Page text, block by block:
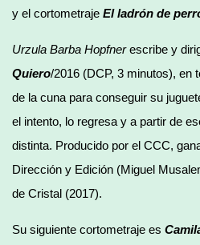
y el cortometraje El ladrón de
Urzula Barba Hopfnerescribe y
Quiero/2016 (DCP, 3 minutos), en
de la cuna para conseguir su
el intento, lo regresa y a partir de
distinta. Producido por el CCC,
Dirección y Edición (Miguel
de Cristal (2017).
Su siguiente cortometraje es